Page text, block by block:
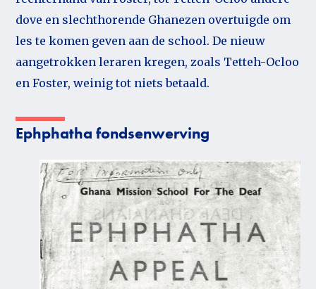
dove en slechthorende Ghanezen overtuigde om
les te komen geven aan de school. De nieuw
aangetrokken leraren kregen, zoals Tetteh-Ocloo
en Foster, weinig tot niets betaald.
Ephphatha fondsenwerving